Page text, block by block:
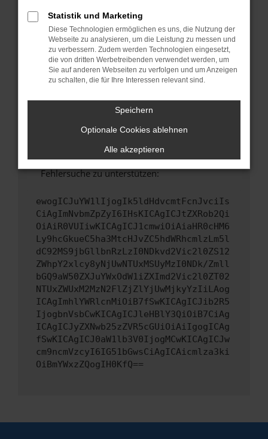
Stelle sicher, dass dein Browser und dein
Betriebssystem auf dem neuesten Stand
sind.
Veraltete Software birgt nicht nur ein
Sicherheitsrisiko, sondern kann auch dazu
führen, dass bestimmte Funktionen nicht mehr
Wende dich an den Webseitenbetreiber.
hast, kontaktiere uns bitte. Wir werden
versuchen, das Problem zu beheben. Du kannst
uns diesen Text schicken, um uns bei der
Fehlersuche zu unterstützen:
ewogICJuYW1lIjogIk5ldHdvcmtFcnJvciIs
CiAgImNvbmZpZyI6IHsKICAgICJtZXRob2Qi
OiAiR0VUIiwKICAgICJ1cmwiOiAiaHR0cHM6
Ly9hcGkueC5ha3MtcHJvZC5hdWRhcmlzLm5l
dC92MS9jbGllbnRzLzI0NDkvd2Vic2l0ZS12
ZWhpY2xlcy8yNjUwNTUxMSUyMzI0NDk/Zmll
bGQ9aW50ZXJuYWxOdW1iZXImd2Vic2l0ZT02
NTUxZWUxM2MzN2FlZjZlYjUwMjkyYzIiLAog
ICAgImhlYWRlcnMiOiB7fSwKICAgICJib2R5
IjogbnVsbCwKICAgICJleHBlY3QiOiB7CiAg
ICAgICJyZXNwb25zZVR5cGUiOiAiIgogICAg
fSwKICAgICJ0aW1lb3V0IjogMCwKICAgICJw
cm9ncmVzcyI6IG51bGwsCiAgICAicmlza3ki
OiBmYWxzZQogIH0KfQ==
Statistik und Marketing
Diese Technologien ermöglichen es uns, die Nutzung der
Webseite zu analysieren, um die Leistung zu messen und
zu verbessern. Zudem werden Technologien eingesetzt,
die von dritten Werbetreibenden verwendet werden, um
Sie auf anderen Webseiten zu verfolgen und um Anzeigen
zu schalten, die für Ihre Interessen relevant sind.
Speichern
Optionale Cookies ablehnen
Alle akzeptieren